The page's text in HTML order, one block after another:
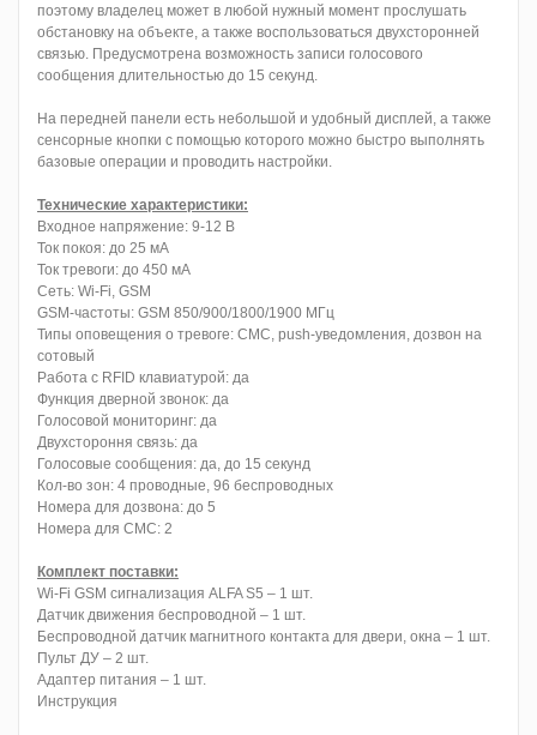
поэтому владелец может в любой нужный момент прослушать
обстановку на объекте, а также воспользоваться двухсторонней
связью. Предусмотрена возможность записи голосового
сообщения длительностью до 15 секунд.
На передней панели есть небольшой и удобный дисплей, а также
сенсорные кнопки с помощью которого можно быстро выполнять
базовые операции и проводить настройки.
Технические характеристики:
Входное напряжение: 9-12 В
Ток покоя: до 25 мА
Ток тревоги: до 450 мА
Сеть: Wi-Fi, GSM
GSM-частоты: GSM 850/900/1800/1900 МГц
Типы оповещения о тревоге: СМС, push-уведомления, дозвон на
сотовый
Работа с RFID клавиатурой: да
Функция дверной звонок: да
Голосовой мониторинг: да
Двухстороння связь: да
Голосовые сообщения: да, до 15 секунд
Кол-во зон: 4 проводные, 96 беспроводных
Номера для дозвона: до 5
Номера для СМС: 2
Комплект поставки:
Wi-Fi GSM сигнализация ALFA S5 – 1 шт.
Датчик движения беспроводной – 1 шт.
Беспроводной датчик магнитного контакта для двери, окна – 1 шт.
Пульт ДУ – 2 шт.
Адаптер питания – 1 шт.
Инструкция